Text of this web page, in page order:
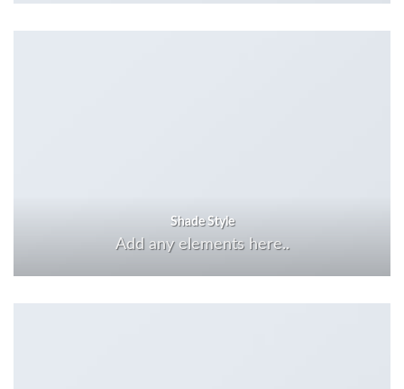
Shade Style
Add any elements here..